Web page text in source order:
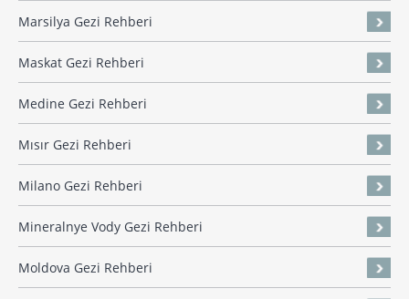
Marsilya Gezi Rehberi
Maskat Gezi Rehberi
Medine Gezi Rehberi
Mısır Gezi Rehberi
Milano Gezi Rehberi
Mineralnye Vody Gezi Rehberi
Moldova Gezi Rehberi